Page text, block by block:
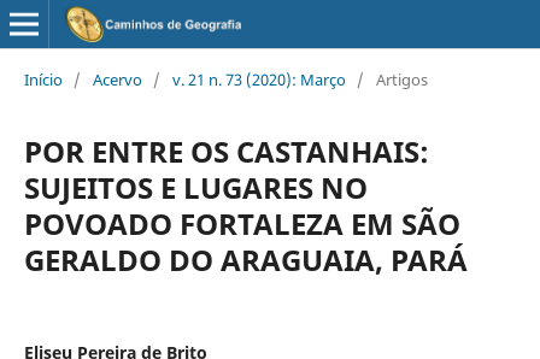
Início / Acervo / v. 21 n. 73 (2020): Março / Artigos
POR ENTRE OS CASTANHAIS:
SUJEITOS E LUGARES NO
POVOADO FORTALEZA EM SÃO
GERALDO DO ARAGUAIA, PARÁ
Eliseu Pereira de Brito